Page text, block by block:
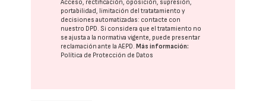
Acceso, rectificación, oposición, supresión,
portabilidad, limitación del tratatamiento y
decisiones automatizadas: contacte con
nuestro DPD. Si considera que el tratamiento no
se ajusta a la normativa vigente, puede presentar
reclamación ante laAEPD.Más información:
Política de Protección de Datos